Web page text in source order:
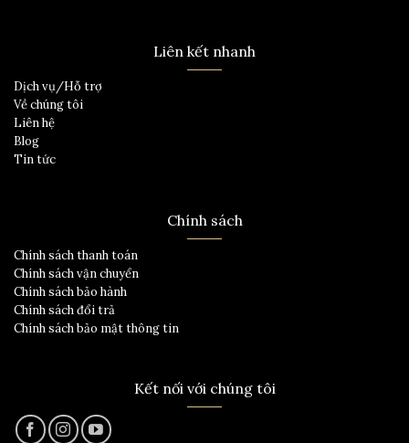
Liên kết nhanh
Dịch vụ/Hỗ trợ
Về chúng tôi
Liên hệ
Blog
Tin tức
Chính sách
Chính sách thanh toán
Chính sách vận chuyển
Chính sách bảo hành
Chính sách đổi trả
Chính sách bảo mật thông tin
Kết nối với chúng tôi